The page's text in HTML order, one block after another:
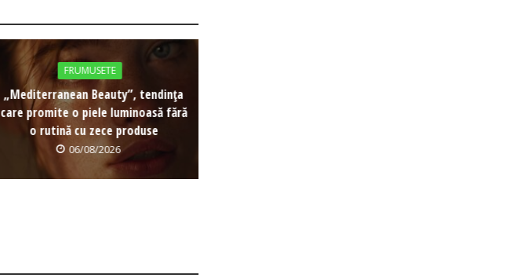
FRUMUSETE
„Mediterranean Beauty”, tendința
care promite o piele luminoasă fără
o rutină cu zece produse
06/08/2026